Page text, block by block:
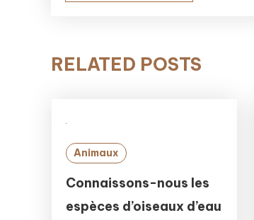
RELATED POSTS
Animaux
Connaissons-nous les
espèces d’oiseaux d’eau